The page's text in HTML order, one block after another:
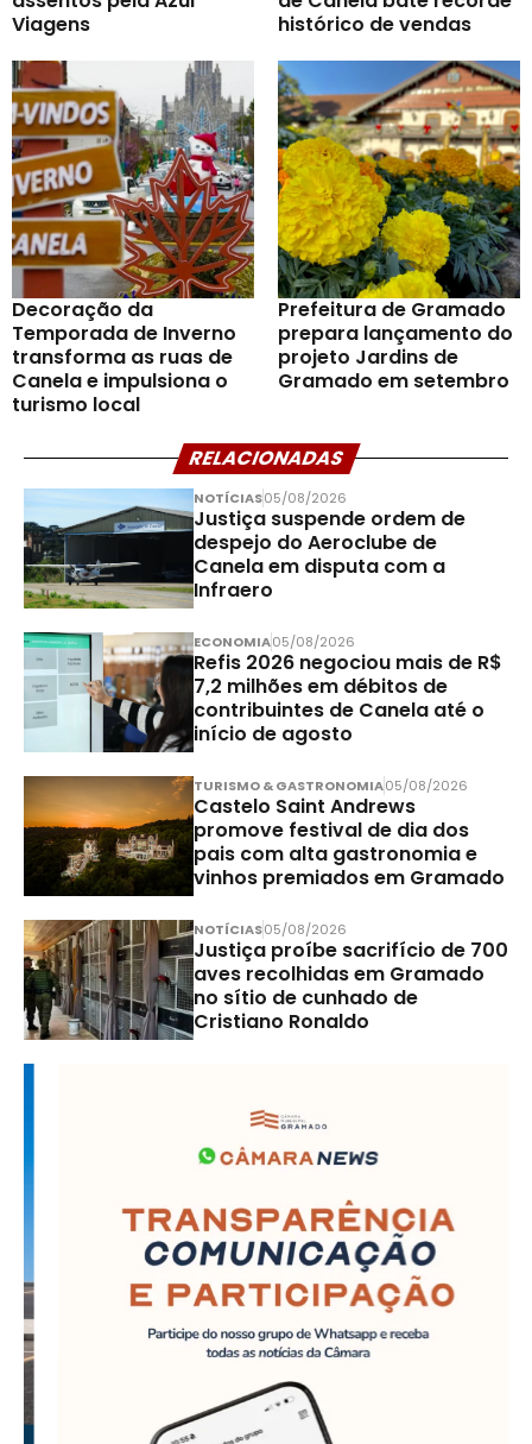
Viagens
histórico de vendas
Decoração da
Temporada de Inverno
transforma as ruas de
Canela e impulsiona o
turismo local
Prefeitura de Gramado
prepara lançamento do
projeto Jardins de
Gramado em setembro
RELACIONADAS
NOTÍCIAS05/08/2026
Justiça suspende ordem de
despejo do Aeroclube de
Canela em disputa com a
Infraero
ECONOMIA05/08/2026
Refis 2026 negociou mais de R$
7,2 milhões em débitos de
contribuintes de Canela até o
início de agosto
TURISMO & GASTRONOMIA05/08/2026
Castelo Saint Andrews
promove festival de dia dos
pais com alta gastronomia e
vinhos premiados em Gramado
NOTÍCIAS05/08/2026
Justiça proíbe sacrifício de 700
aves recolhidas em Gramado
no sítio de cunhado de
Cristiano Ronaldo